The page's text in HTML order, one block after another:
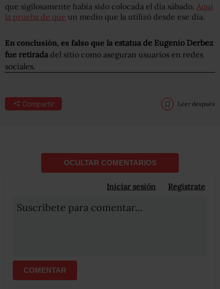
que sigilosamente había sido colocada el día sábado. Aquí
la prueba de que un medio que la utilizó desde ese día.
En conclusión, es falso que la estatua de Eugenio Derbez
fue retirada del sitio como aseguran usuarios en redes
sociales.
Compartir Leer después
OCULTAR COMENTARIOS
Iniciar sesión Registrate
Suscribete para comentar...
COMENTAR